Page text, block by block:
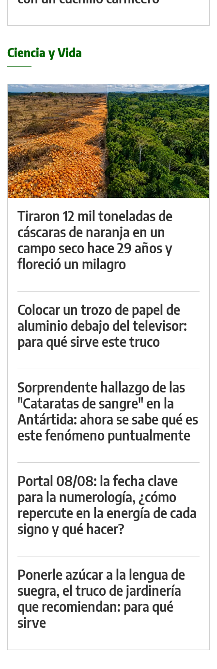
Ciencia y Vida
Tiraron 12 mil toneladas de
cáscaras de naranja en un
campo seco hace 29 años y
floreció un milagro
Colocar un trozo de papel de
aluminio debajo del televisor:
para qué sirve este truco
Sorprendente hallazgo de las
"Cataratas de sangre" en la
Antártida: ahora se sabe qué es
este fenómeno puntualmente
Portal 08/08: la fecha clave
para la numerología, ¿cómo
repercute en la energía de cada
signo y qué hacer?
Ponerle azúcar a la lengua de
suegra, el truco de jardinería
que recomiendan: para qué
sirve